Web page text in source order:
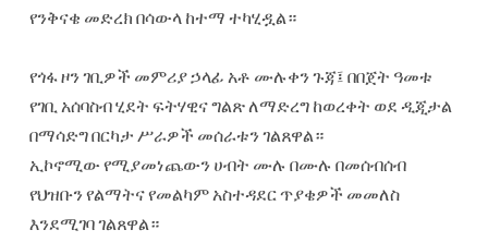
የንቅናቄ መድረክ በሳውላ ከተማ ተካሂዷል።
‎የጎፋ ዞን ገቢዎች መምሪያ ኃላፊ አቶ ሙሉቀን ጉጃ፤ በበጀት ዓመቱ
የገቢ አሰባስብ ሂደት ፍትሃዊና ግልጽ ለማድረግ ከወረቀት ወደ ዲጂታል
በማሳድግ በርካታ ሥራዎች መሰራቱን ገልጸዋል።
ኢኮኖሚው የሚያመነጨውን ሀብት ሙሉ በሙሉ በመሰብሰብ
የህዝቡን የልማትና የመልካም አስተዳደር ጥያቄዎች መመለስ
እንደሚገባ ገልጸዋል።